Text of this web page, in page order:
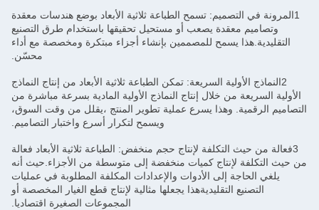
1المرونة في التصميم: تسمح الطباعة ثلاثية الأبعاد بوضع هندسات معقدة
وتصاميم معقدة يصعب أو مستحيل تحقيقها باستخدام طرق التصنيع
التقليدية.هذا يسمح للمصممين بإنشاء أجزاء مبتكرة ومخصصة مع أداء
محسّن.
2النماذج الأولية السريعة: تمكن الطباعة ثلاثية الأبعاد من إنتاج النماذج
الأولية السريعة من خلال إنتاج النماذج الأولية المادية بسرعة مباشرة من
التصاميم الرقمية. وهذا يسرع عملية تطوير المنتج ،يقلل من وقت السوق،
ويسمح لتكرار أسرع واختبار التصاميم.
3فعالة من حيث التكلفة لإنتاج حجم منخفض: الطباعة ثلاثية الأبعاد فعالة
من حيث التكلفة لإنتاج كميات منخفضة إلى متوسطة من الأجزاء.حيث أنه
يلغي الحاجة إلى الأدوات والإعدادات المكلفة المطلوبة في عمليات
التصنيع التقليديةهذا يجعلها مثالية لإنتاج قطع الغيار المخصصة أو
المجموعات الصغيرة اقتصاديا.